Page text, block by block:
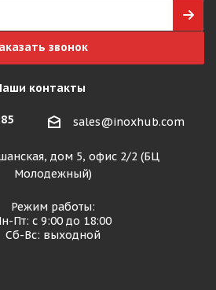
звонок
контакты
sales@inoxhub.com
дом 5, офис 2/2 (БЦ
Молодежный)
Режим работы:
Пт: с 9:00 до 18:00
Сб-Вс: выходной